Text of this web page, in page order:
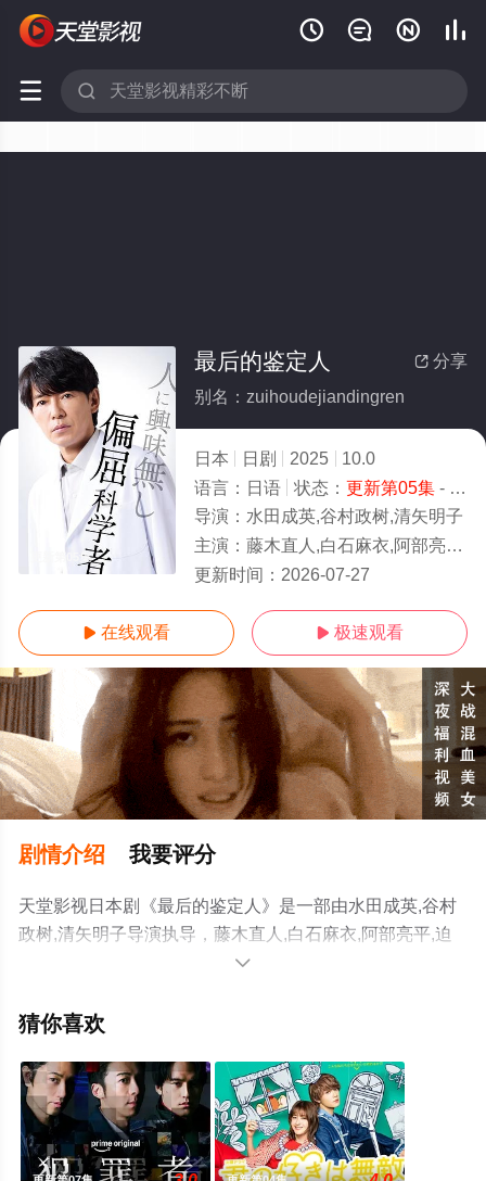
   
 
更新第05集
 分享
最后的鉴定人
别名：zuihoudejiandingren
日本 日剧 2025
10.0
语言： 日语 状态： 更新第05集- 免费在线观看
导演： 水田成英,谷村政树,清矢明子
主演： 藤木直人,白石麻衣,阿部亮平,迫田孝也,中泽元纪,栗原类,松雪泰子
更新时间： 2026-07-27
 在线观看  极速观看
剧情介绍 我要评分
天堂影视日本剧《最后的鉴定人》是一部由水田成英,谷村
政树,清矢明子导演执导，藤木直人,白石麻衣,阿部亮平,迫
田孝也,中泽元纪,栗原类,松雪泰子等演员精彩演绎的日本电
堂电影网，更多相关信息可移步至豆瓣电视剧、电视猫或
。

猜你喜欢